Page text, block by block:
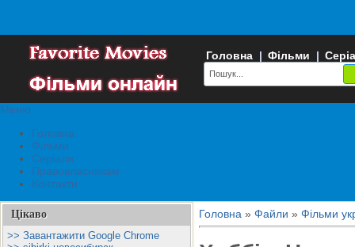
Головна | Фільми |
Меню
Головна
Фільми
Серіали
Правовласникам
Контакти
Цікаво
>> Завантажити Google Chrome
Головна » Файли » Фільми